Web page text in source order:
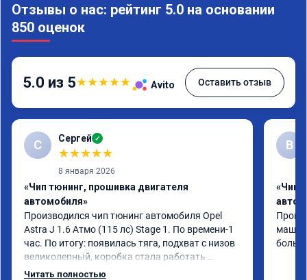
Отзывы о нас: рейтинг 5.0 на основании
850 оценок
5.0 из 5★★★★★ Avito Оставить отзыв
С Сергей ✓
★★★★★
8 января 2026
«Чип тюнинг, прошивка двигателя
автомобиля»
Производился чип тюнинг автомобиля Opel
Astra J 1.6 Атмо (115 лс) Stage 1. По времени-1
час. По итогу: появилась тяга, подхват с низов
великолепный, коробка стала работать
плавнее. На трассе быстрее скидывает
Читать полностью
В
«Чип